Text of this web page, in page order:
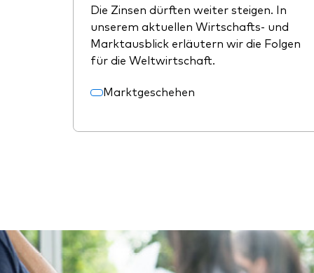
Die Zinsen dürften weiter steigen. In
unserem aktuellen Wirtschafts- und
Marktausblick erläutern wir die Folgen
für die Weltwirtschaft.
Marktgeschehen